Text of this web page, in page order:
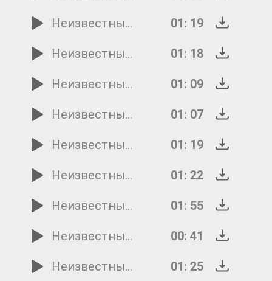
Неизвестный исполнитель - Дорожка 18
01: 19
Неизвестный исполнитель - Дорожка 17
01: 18
Неизвестный исполнитель - Дорожка 16
01: 09
Неизвестный исполнитель - Дорожка 15
01: 07
Неизвестный исполнитель - Дорожка 14
01: 19
Неизвестный исполнитель - Дорожка 1
01: 22
Неизвестный исполнитель - Дорожка 12
01: 55
Неизвестный исполнитель - Дорожка 11
00: 41
Неизвестный исполнитель - Дорожка 10
01: 25